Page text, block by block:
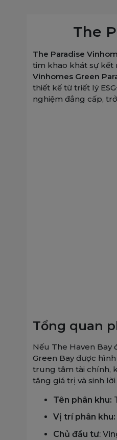
The
The Paradise
tim khao khát sự kết
Vinhomes Green
thiết kế từ triết lý
nghiệm đẳng cấp,
Tổng quan
Nếu The Haven Bay
Green Bay được
trung tâm tài chính,
tăng giá trị và sinh
Tên phân khu:
Vị trí phân khu:
Chủ đầu tư: